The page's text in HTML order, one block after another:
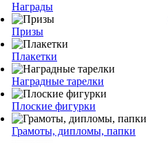
Награды
Призы
Плакетки
Наградные тарелки
Плоские фигурки
Грамоты, дипломы, папки